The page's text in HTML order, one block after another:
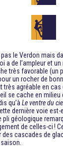
pas le Verdon mais
a de l’ampleur et
très favorable (un
un rocher de
très agréable en cas
se cache en milieu
qu’àLe ventre du
dernière voie
pli géologique
de celles-ci !
des cascades de